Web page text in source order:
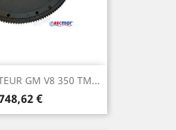
GM V8 350 TM...
€